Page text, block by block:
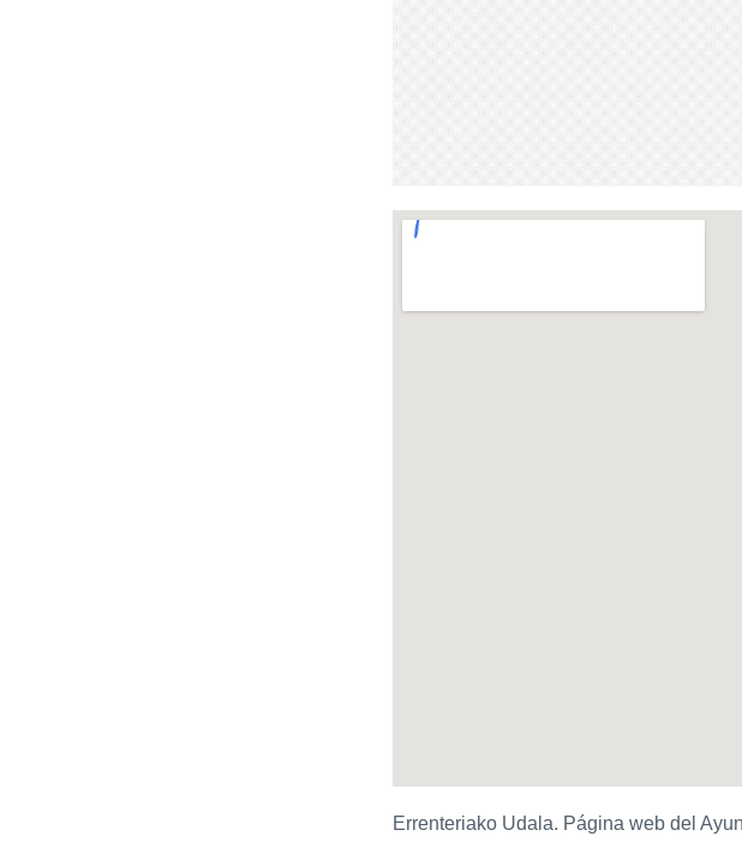
Errenteriako Udala. Página web del